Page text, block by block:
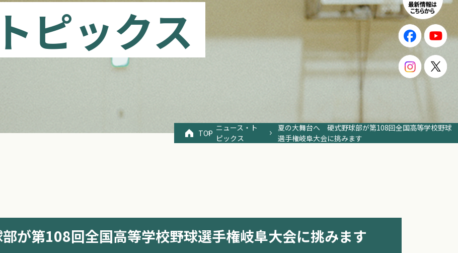
ピックス
TOP
ニュース・ト
ピックス
夏の大舞台へ 硬式野球部が第108回全国高等学校野球
選手権岐阜大会に挑みます
が第108回全国高等学校野球選手権岐阜大会に挑みます